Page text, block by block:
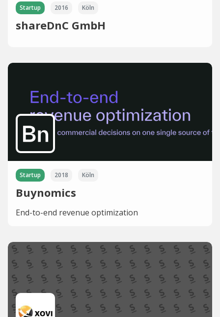
Startup 2016 Köln
shareDnC GmbH
Startup 2018 Köln
Buynomics
End-to-end revenue optimization